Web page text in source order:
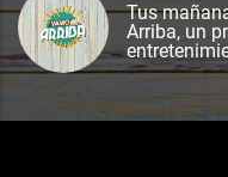
Tus
Arriba, un